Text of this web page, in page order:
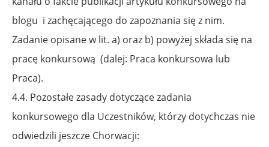
blogu i zachęcającego do zapoznania się z nim.
Zadanie opisane w lit. a) oraz b) powyżej składa się na
pracę konkursową (dalej: Praca konkursowa lub
Praca).
4.4. Pozostałe zasady dotyczące zadania
konkursowego dla Uczestników, którzy dotychczas nie
odwiedzili jeszcze Chorwacji: